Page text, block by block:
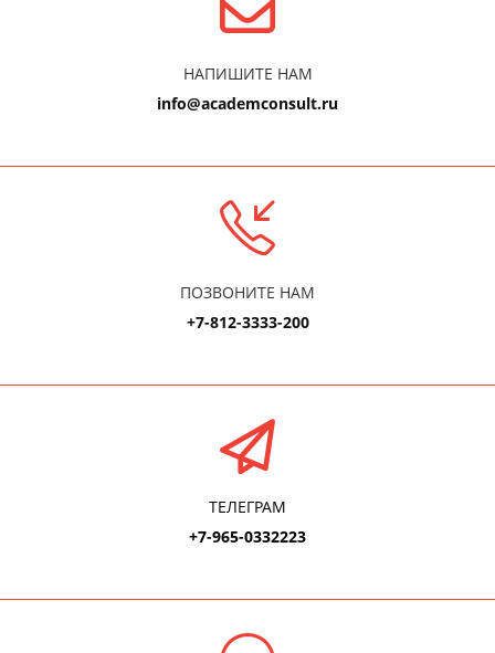
НАПИШИТЕ НАМ
info@academconsult.ru
ПОЗВОНИТЕ НАМ
+7-812-3333-200
ТЕЛЕГРАМ
+7-965-0332223